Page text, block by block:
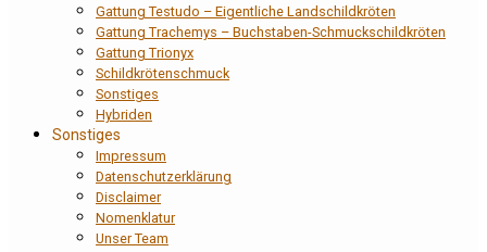
Gattung Testudo – Eigentliche Landschildkröten
Gattung Trachemys – Buchstaben-Schmuckschildkröten
Gattung Trionyx
Schildkrötenschmuck
Sonstiges
Hybriden
Sonstiges
Impressum
Datenschutzerklärung
Disclaimer
Nomenklatur
Unser Team